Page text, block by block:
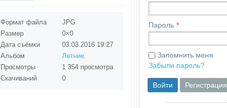
Формат файла
JPG
Размер
0×0
Дата съёмки
03.03.2016 19:27
Альбом
Летние.
Просмотры
1 354 просмотра
Скачиваний
0
Пароль
Запомнить меня
Забыли пароль?
Войти Регистрация